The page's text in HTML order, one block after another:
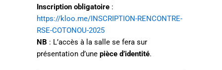
Inscription obligatoire :
https://kloo.me/INSCRIPTION-RENCONTRE-
RSE-COTONOU-2025
NB : L’accès à la salle se fera sur
présentation d’une pièce d’identité.